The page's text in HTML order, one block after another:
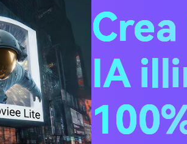
palette colore
di MareIA